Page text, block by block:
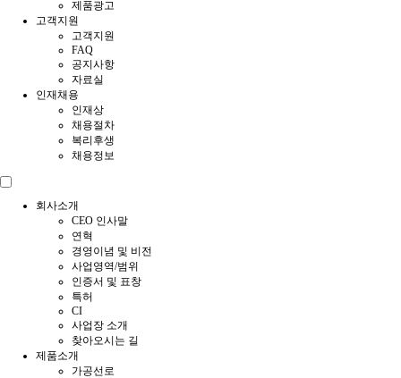
제품광고
고객지원
고객지원
FAQ
공지사항
자료실
인재채용
인재상
채용절차
복리후생
채용정보
회사소개
CEO 인사말
연혁
경영이념 및 비전
사업영역/범위
인증서 및 표창
특허
CI
사업장 소개
찾아오시는 길
제품소개
가공선로